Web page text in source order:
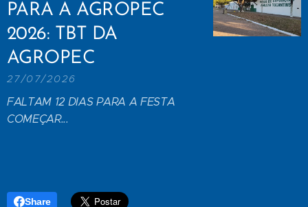
PARA A AGROPEC
2026: TBT DA
AGROPEC
27/07/2026
FALTAM 12 DIAS PARA A FESTA
COMEÇAR...
Share